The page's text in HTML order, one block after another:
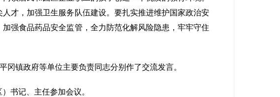
才，加强卫生服务队伍建设。要扎实推进维护国家政治安
强食品药品安全监管，全力防范化解风险隐患，牢牢守住
镇政府等单位主要负责同志分别作了交流发言。
书记、主任参加会议。